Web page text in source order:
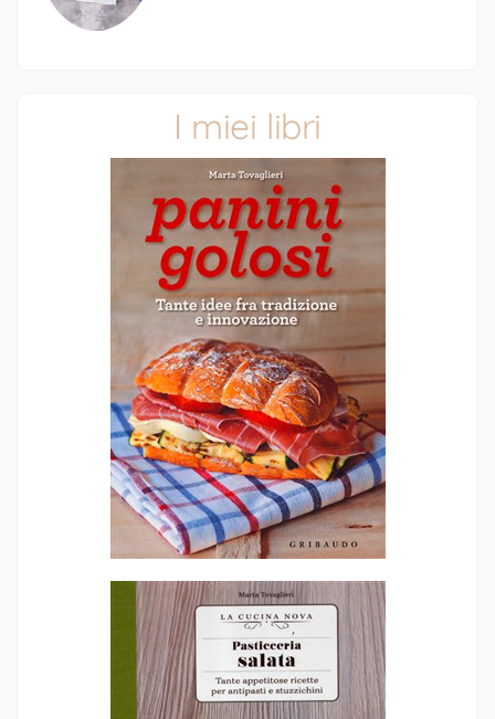
I miei libri